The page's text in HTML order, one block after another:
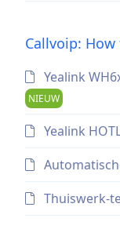
Callvoip: How
Yealink
NIEUW
Yealink
Thuiswerk-